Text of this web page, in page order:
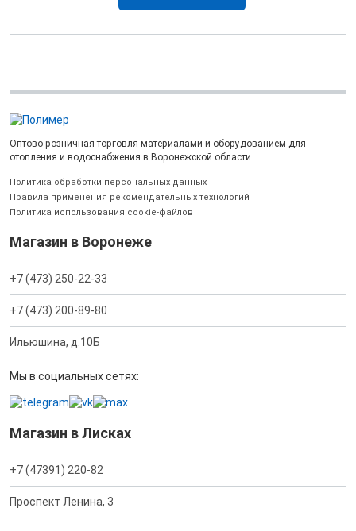
Оптово-розничная торговля материалами и оборудованием для
отопления и водоснабжения в Воронежской области.
Политика обработки персональных данных
Правила применения рекомендательных технологий
Политика использования cookie-файлов
Магазин в Воронеже
+7 (473) 250-22-33
+7 (473) 200-89-80
Ильюшина, д.10Б
Мы в социальных сетях:
Магазин в Лисках
+7 (47391) 220-82
Проспект Ленина, 3